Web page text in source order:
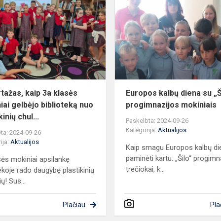
kaip
3a
klasės
mokiniai
gelbėjo
biblioteką
kaip 3a klasės
gelbėjo biblioteką nuo
chul...
2024-09-26
Aktualijos
mokiniai apsilankę
rado daugybę plastikinių
Sus...
Plačiau
Europos kalbų diena su
progimnazijos mokiniais
Paskelbta: 2024-09-26
Kategorija:Aktualijos
Kaip smagu Europos kalbų
paminėti kartu. „Šilo“
trečiokai, k...